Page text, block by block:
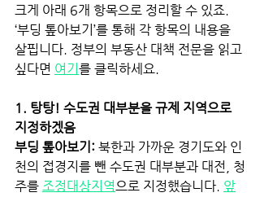
크게 아래 6개 항목으로 정리할 수 있죠.
‘부딩 톺아보기’를 통해 각 항목의 내용을
살핍니다. 정부의 부동산 대책 전문을 읽고
싶다면 여기 를 클릭하세요.
1. 탕탕! 수도권 대부분을 규제 지역으로
지정하겠음
부딩 톺아보기: 북한과 가까운 경기도와 인
천의 접경지를 뺀 수도권 대부분과 대전, 청
주를 조정대상지역으로 지정했습니다. 앞